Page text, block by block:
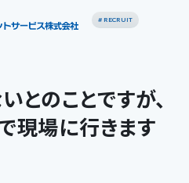
# RECRUIT
とのことですが、
現場に行きます